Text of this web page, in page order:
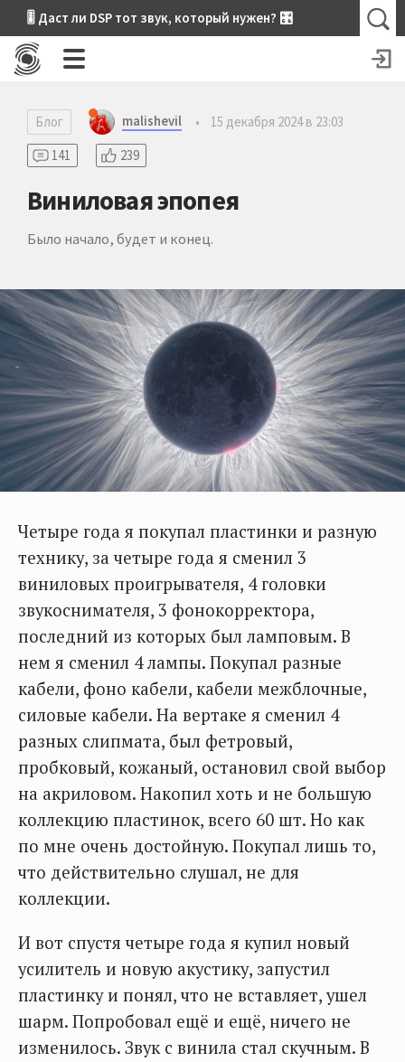
🎚 Даст ли DSP тот звук, который нужен? 🎛
Блог malishevil •
15 декабря 2024 в 23:03
141
239
Виниловая эпопея
Было начало, будет и конец.
Четыре года я покупал пластинки и разную
технику, за четыре года я сменил 3
виниловых проигрывателя, 4 головки
звукоснимателя, 3 фонокорректора,
последний из которых был ламповым. В
нем я сменил 4 лампы. Покупал разные
кабели, фоно кабели, кабели межблочные,
силовые кабели. На вертаке я сменил 4
разных слипмата, был фетровый,
пробковый, кожаный, остановил свой выбор
на акриловом. Накопил хоть и не большую
коллекцию пластинок, всего 60 шт. Но как
по мне очень достойную. Покупал лишь то,
что действительно слушал, не для
коллекции.
И вот спустя четыре года я купил новый
усилитель и новую акустику, запустил
пластинку и понял, что не вставляет, ушел
шарм. Попробовал ещё и ещё, ничего не
изменилось. Звук с винила стал скучным. В